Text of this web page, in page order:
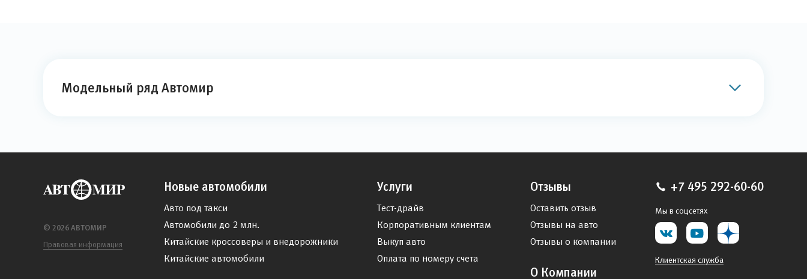
Модельный ряд Автомир
© 2026 АВТОМИР
Правовая информация
Новые автомобили
Авто под такси
Автомобили до 2 млн.
Китайские кроссоверы и внедорожники
Китайские автомобили
Услуги
Тест-драйв
Корпоративным клиентам
Выкуп авто
Оплата по номеру счета
Отзывы
Оставить отзыв
Отзывы на авто
Отзывы о компании
О Компании
+7 495 292-60-60
Мы в соцсетях
Клиентская служба